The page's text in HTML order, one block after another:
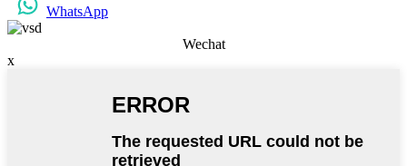
WhatsApp
Wechat
x